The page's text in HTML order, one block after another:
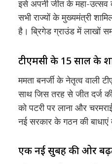
इसे अपनी जीत के महा-उत्सव
सभी राज्यों के मुख्यमंत्री
है। ब्रिगेड ग्राउंड में लाखों
टीएमसी के 15 साल के
ममता बनर्जी के नेतृत्व वाली
साथ जिस तरह से जीत दर्ज
को पटरी पर लाना और
नई सरकार के गठन की बाधाएं
एक नई सुबह की ओर